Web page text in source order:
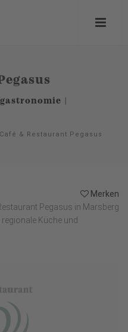
|
Café & Restaurant Pegasus
Merken
Pegasus in Marsberg
Küche und